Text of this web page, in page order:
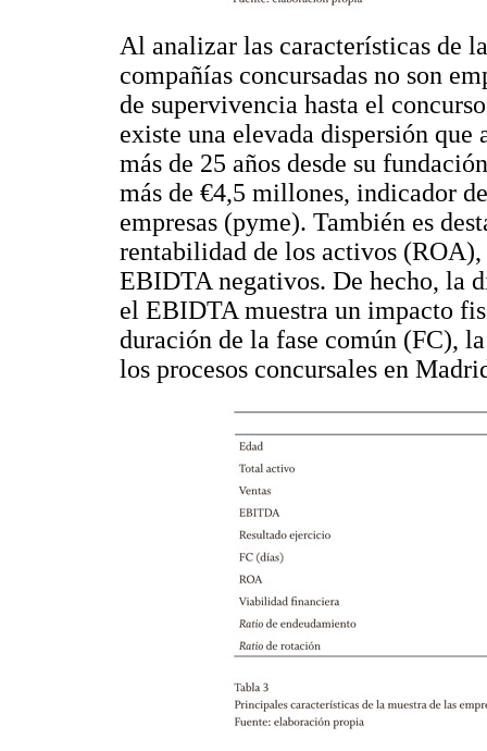
Al analizar las características de
compañías concursadas no son
de supervivencia hasta el
existe una elevada dispersión que
más de 25 años desde su
más de €4,5 millones, indicador
empresas (pyme). También es
rentabilidad de los activos
EBIDTA negativos. De hecho, la
el EBIDTA muestra un impacto
duración de la fase común (FC),
los procesos concursales en